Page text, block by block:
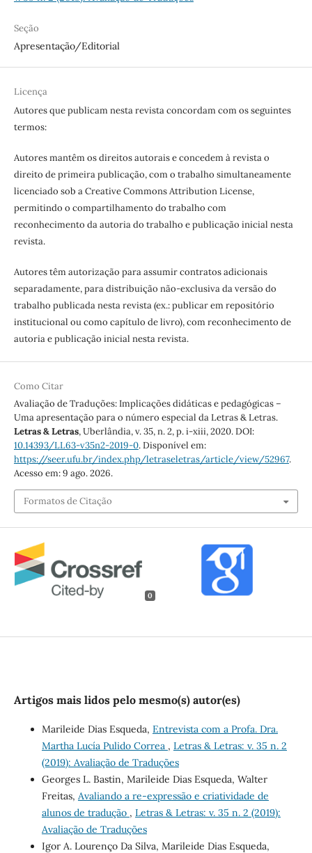
Seção
Apresentação/Editorial
Licença
Autores que publicam nesta revista concordam com os seguintes
termos:
Autores mantêm os direitos autorais e concedem à revista o
direito de primeira publicação, com o trabalho simultaneamente
licenciado sob a Creative Commons Attribution License,
permitindo o compartilhamento do trabalho com
reconhecimento da autoria do trabalho e publicação inicial nesta
revista.
Autores têm autorização para assumir contratos adicionais
separadamente, para distribuição não-exclusiva da versão do
trabalho publicada nesta revista (ex.: publicar em repositório
institucional ou como capítulo de livro), com reconhecimento de
autoria e publicação inicial nesta revista.
Como Citar
Avaliação de Traduções: Implicações didáticas e pedagógicas –
Uma apresentação para o número especial da Letras & Letras.
Letras & Letras, Uberlândia, v. 35, n. 2, p. i-xiii, 2020. DOI:
10.14393/LL63-v35n2-2019-0. Disponível em:
https://seer.ufu.br/index.php/letraseletras/article/view/52967.
Acesso em: 9 ago. 2026.
Formatos de Citação
0
Artigos mais lidos pelo mesmo(s) autor(es)
Marileide Dias Esqueda, Entrevista com a Profa. Dra.
Martha Lucía Pulido Correa , Letras & Letras: v. 35 n. 2
(2019): Avaliação de Traduções
Georges L. Bastin, Marileide Dias Esqueda, Walter
Freitas, Avaliando a re-expressão e criatividade de
alunos de tradução , Letras & Letras: v. 35 n. 2 (2019):
Avaliação de Traduções
Igor A. Lourenço Da Silva, Marileide Dias Esqueda,